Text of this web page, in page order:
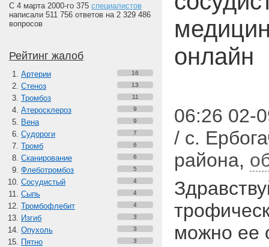
С 4 марта 2000-го 375 специалистов
написали 511 756 ответов на 2 329 486
вопросов
Рейтинг жалоб
Артерии 16
Стеноз 13
Тромбоз 11
Атеросклероз 9
Вена 9
Судороги 7
Тромб 6
Сканирование 6
Флеботромбоз 5
Сосудистый 4
Сыпь 4
Тромбофлебит 4
Изгиб 3
Опухоль 3
Пятно 3
онлайн
06:26 02-
/ с.
района,
можно ее